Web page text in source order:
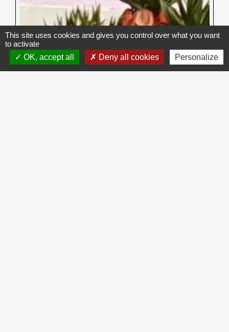
This site uses cookies and gives you control over what you want
to activate
OK, accept all
Deny all cookies Personalize